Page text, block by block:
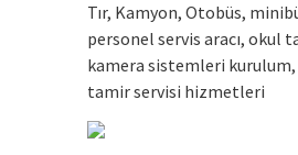
Tır, Kamyon, Otobüs,
personel servis aracı, okul
kamera sistemleri
tamir servisi hizmetleri